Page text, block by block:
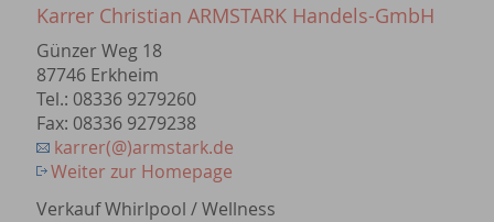
Karrer Christian ARMSTARK Handels-GmbH
Günzer Weg 18
87746 Erkheim
Tel.: 08336 9279260
Fax: 08336 9279238
karrer(@)armstark.de
Weiter zur Homepage
Verkauf Whirlpool / Wellness